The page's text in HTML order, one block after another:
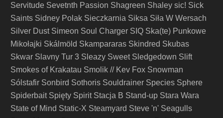
Servitude Sevetnth Passion Shagreen Shaley sic! Sick
Saints Sidney Polak Sieczkarnia Siksa Siła W Wersach
Silver Dust Simeon Soul Charger SIQ Ska(te) Punkowe
Mikołajki Skálmöld Skampararas Skindred Skubas
Skwar Slavny Tur 3 Sleazy Sweet Sledgedown Slift
Smokes of Krakatau Smolik // Kev Fox Snowman
Sólstafir Sonbird Sothoris Souldrainer Species Sphere
Spiderbait Spięty Spirit Stacja B Stand-up Stara Wara
State of Mind Static-X Steamyard Steve 'n' Seagulls